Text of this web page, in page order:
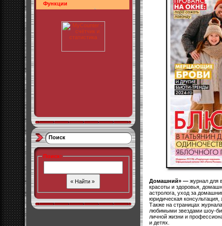
Функции
Поиск
Поиск:
Домашний» — журнал для
красоты и здоровья,
астролога, уход за
юридическая консультация,
Также на страницах
любимыми звездами шоу-
личной жизни и
и детях.